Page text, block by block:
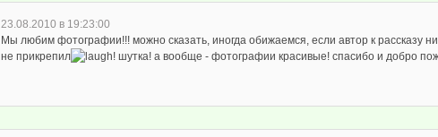
23.08.2010 в 19:23:00
Мы любим фотографии!!! можно сказать, иногда обижаемся, если автор к рассказу
не прикрепил
! шутка! а вообще - фотографии красивые! спасибо и добро